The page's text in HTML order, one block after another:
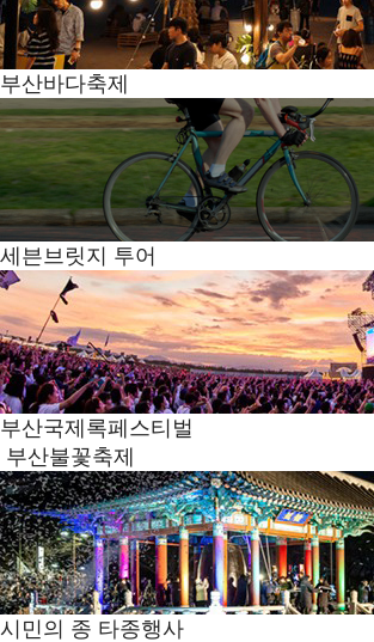
부산바다축제
세븐브릿지 투어
부산국제록페스티벌
부산불꽃축제
시민의 종 타종행사